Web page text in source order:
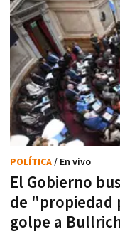
El Gobierno
de "propiedad
golpe a
POLÍTICA/ En vivo